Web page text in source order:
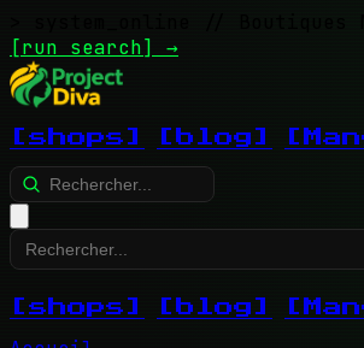
// Boutiques
[run search] →
[shops] [blog]
[shops] [blog]